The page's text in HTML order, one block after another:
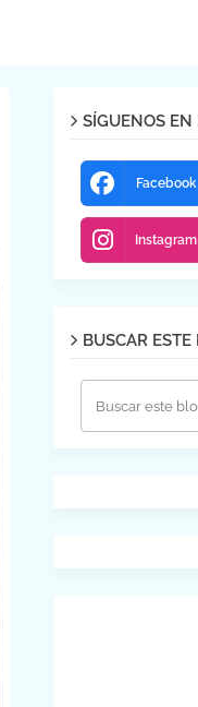
SÍGUENOS EN
Facebook
Instagram
BUSCAR ESTE